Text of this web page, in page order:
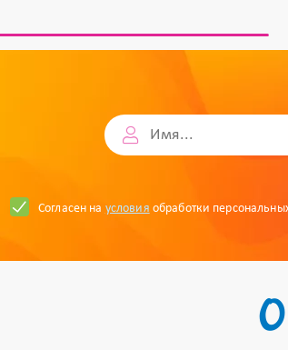
Согласен на условия обработки